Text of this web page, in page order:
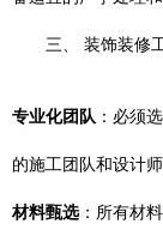
三、 装饰装修
专业化团队 ：必须
的施工团队和设计
材料甄选：所有材